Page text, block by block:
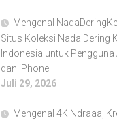
Mengenal
Situs Koleksi Nada Dering
Indonesia untuk
dan iPhone
Juli 29, 2026
Mengenal 4K Ndraaa,